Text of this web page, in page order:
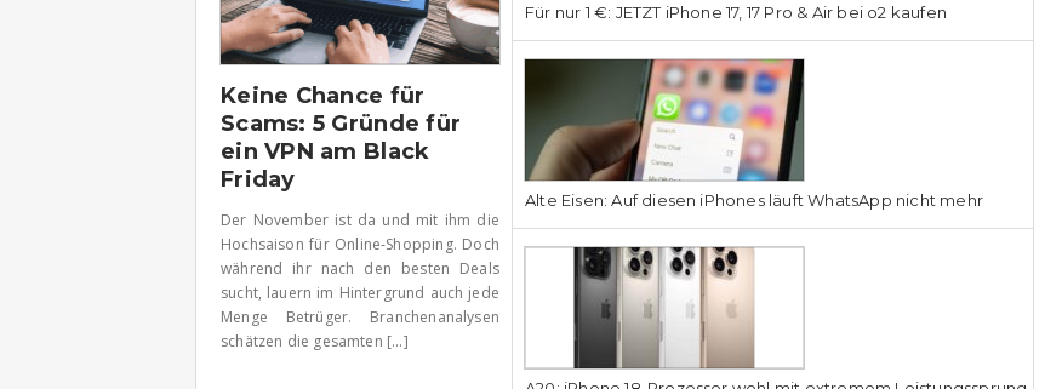
Keine Chance für
Scams: 5 Gründe für
ein VPN am Black
Friday
Der November ist da und mit ihm die
Hochsaison für Online-Shopping. Doch
während ihr nach den besten Deals
sucht, lauern im Hintergrund auch jede
Menge Betrüger. Branchenanalysen
schätzen die gesamten [...]
Für nur 1 €: JETZT iPhone 17, 17 Pro & Air bei o2 kaufen
Alte Eisen: Auf diesen iPhones läuft WhatsApp nicht mehr